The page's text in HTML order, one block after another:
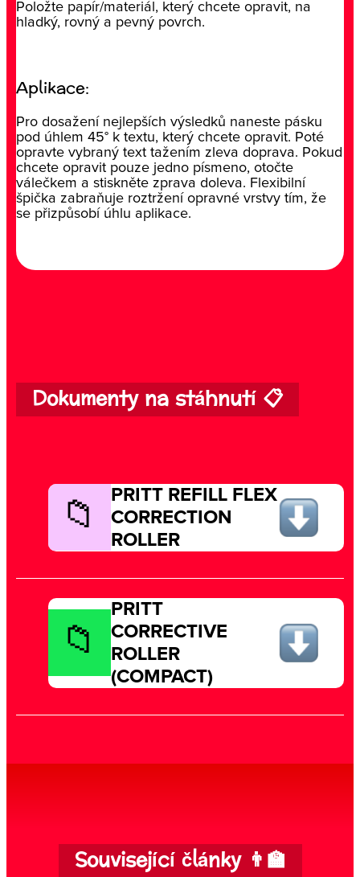
Položte papír/materiál, který chcete opravit, na
hladký, rovný a pevný povrch.
Aplikace:
Pro dosažení nejlepších výsledků naneste pásku
pod úhlem 45° k textu, který chcete opravit. Poté
opravte vybraný text tažením zleva doprava. Pokud
chcete opravit pouze jedno písmeno, otočte
válečkem a stiskněte zprava doleva. Flexibilní
špička zabraňuje roztržení opravné vrstvy tím, že
se přizpůsobí úhlu aplikace.
Dokumenty na stáhnutí 📋
PRITT REFILL FLEX
CORRECTION
ROLLER
PRITT
CORRECTIVE
ROLLER
(COMPACT)
Související články 👨‍🏫